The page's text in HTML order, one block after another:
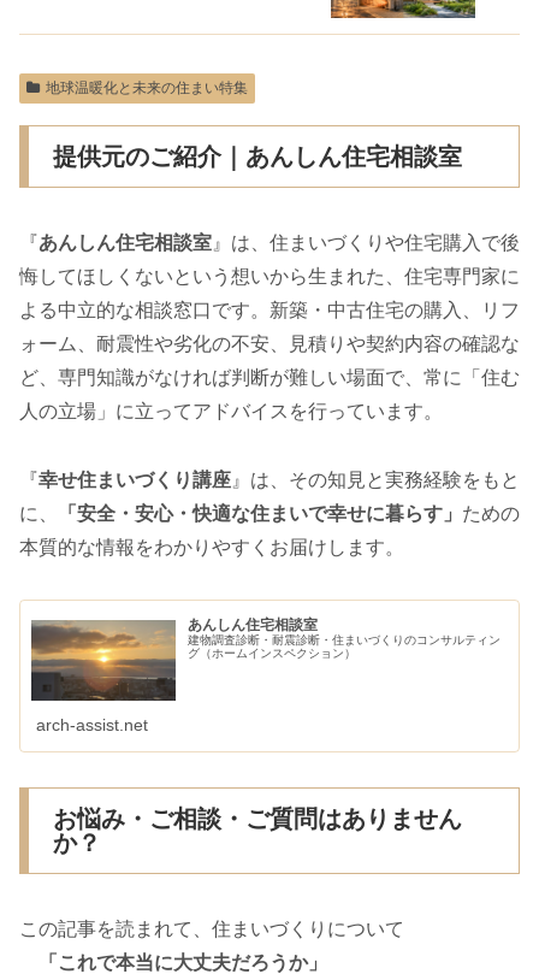
地球温暖化と未来の住まい特集
提供元のご紹介｜あんしん住宅相談室
『 あんしん住宅相談室』は、住まいづくりや住宅購入で後
悔してほしくないという想いから生まれた、住宅専門家に
よる中立的な相談窓口です。新築・中古住宅の購入、リフ
ォーム、耐震性や劣化の不安、見積りや契約内容の確認な
ど、専門知識がなければ判断が難しい場面で、常に「住む
人の立場」に立ってアドバイスを行っています。
『幸せ住まいづくり講座 』は、その知見と実務経験をもと
に、
「安全・安心・快適な住まいで幸せに暮らす」 ための
本質的な情報をわかりやすくお届けします。
あんしん住宅相談室
建物調査診断・耐震診断・住まいづくりのコンサルティン
グ（ホームインスペクション）
arch-assist.net
お悩み・ご相談・ご質問はありません
か？
この記事を読まれて、住まいづくりについて
「これで本当に大丈夫だろうか」